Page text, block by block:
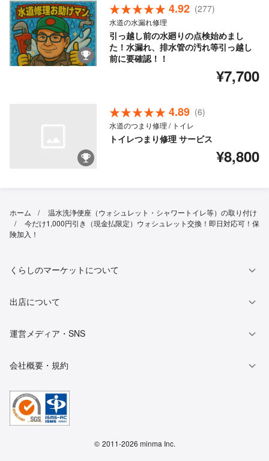
4.92 (277)
水道の水漏れ修理
引っ越し前の水廻りの点検始めまし
た！水漏れ、排水管の汚れ等引っ越し
前に要確認！！
¥7,700
4.89 (6)
水道のつまり修理 / トイレ
トイレつまり修理 サービス
¥8,800
ホーム
温水洗浄便座（ウォシュレット・シャワートイレ等）の取り付け
今だけ1,000円引き（現金払限定）ウォシュレット交換！即日対応可！保
険加入！
くらしのマーケットについて
出店について
運営メディア・SNS
会社概要・規約
© 2011-2026 minma Inc.